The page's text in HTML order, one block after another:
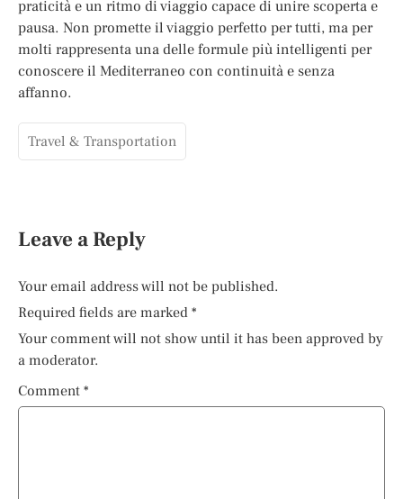
praticità e un ritmo di viaggio capace di unire scoperta e
pausa. Non promette il viaggio perfetto per tutti, ma per
molti rappresenta una delle formule più intelligenti per
conoscere il Mediterraneo con continuità e senza
affanno.
Travel & Transportation
Leave a Reply
Your email address will not be published.
Required fields are marked *
Your comment will not show until it has been approved by
a moderator.
Comment *